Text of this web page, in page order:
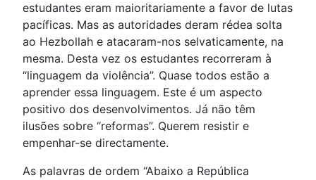
estudantes eram maioritariamente a favor de lutas
pacíficas. Mas as autoridades deram rédea solta
ao Hezbollah e atacaram-nos selvaticamente, na
mesma. Desta vez os estudantes recorreram à
“linguagem da violência”. Quase todos estão a
aprender essa linguagem. Este é um aspecto
positivo dos desenvolvimentos. Já não têm
ilusões sobre “reformas”. Querem resistir e
empenhar-se directamente.
As palavras de ordem “Abaixo a República